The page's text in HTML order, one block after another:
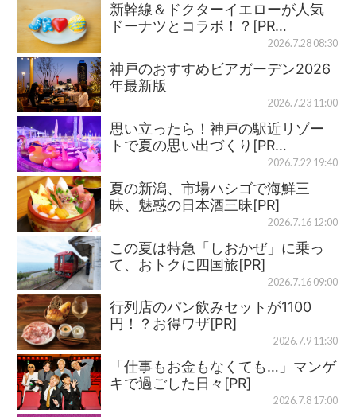
新幹線＆ドクターイエローが人気
ドーナツとコラボ！？[PR…
2026.7.28 08:30
神戸のおすすめビアガーデン2026
年最新版
2026.7.23 11:00
思い立ったら！神戸の駅近リゾー
トで夏の思い出づくり[PR…
2026.7.22 19:40
夏の新潟、市場ハシゴで海鮮三
昧、魅惑の日本酒三昧[PR]
2026.7.16 12:00
この夏は特急「しおかぜ」に乗っ
て、おトクに四国旅[PR]
2026.7.16 09:00
行列店のパン飲みセットが1100
円！？お得ワザ[PR]
2026.7.9 11:30
「仕事もお金もなくても…」マンゲ
キで過ごした日々[PR]
2026.7.8 17:00